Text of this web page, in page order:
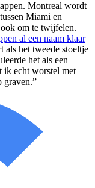
Montreal wordt
Miami en
om te twijfelen.
al een naam klaar
als het tweede stoeltje
het als een
ik echt worstel met
graven.”